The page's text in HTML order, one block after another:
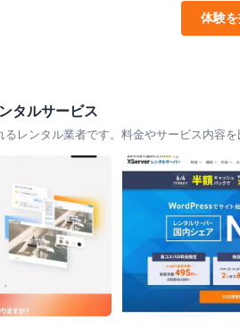
体験
タルサービス
レンタル業者です。料金やサービス内容を